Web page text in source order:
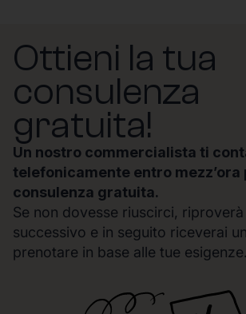
Ottieni la tua
consulenza
gratuita!
Un nostro commercialista ti
telefonicamente entro mezz’ora
consulenza gratuita.
Se non dovesse riuscirci,
successivo e in seguito riceverai
prenotare in base alle tue esigenze.